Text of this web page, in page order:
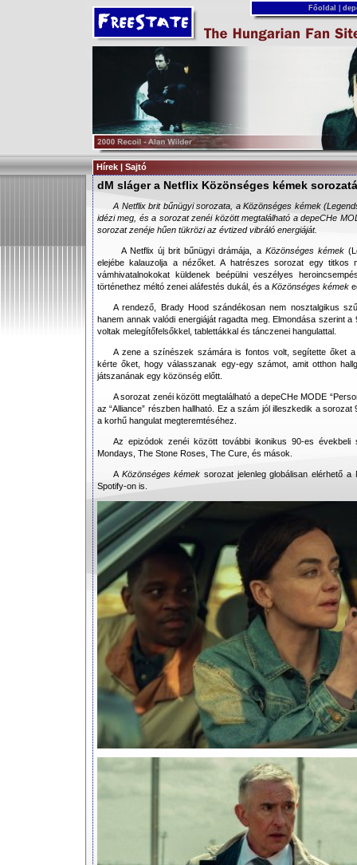
Főoldal
Hírek | Sajtó
dM sláger a Netflix Közönséges kémek
A Netflix brit bűnügyi sorozata, a Közönséges kémek
idézi meg, és a sorozat zenéi között megtalálható a depeCHe
sorozat zenéje hűen tükrözi az évtized vibráló energiáját.
A Netflix új brit bűnügyi drámája, a Közönséges kémek
elejébe kalauzolja a nézőket. A hatrészes sorozat egy titkos
vámhivatalnokokat küldenek beépülni veszélyes
történethez méltó zenei aláfestés dukál, és a Közönséges kémek
A rendező, Brady Hood szándékosan nem nosztalgikus
hanem annak valódi energiáját ragadta meg. Elmondása szerint
voltak melegítőfelsőkkel, tablettákkal és tánczenei hangulattal.
A zene a színészek számára is fontos volt, segítette őket
kérte őket, hogy válasszanak egy-egy számot, amit otthon
játszanának egy közönség előtt.
A sorozat zenéi között megtalálható a depeCHe MODE
az “Alliance” részben hallható. Ez a szám jól illeszkedik a
a korhű hangulat megteremtéséhez.
Az epizódok zenéi között további ikonikus 90-es évekbeli
Mondays, The Stone Roses, The Cure, és mások.
A Közönséges kémek sorozat jelenleg globálisan elérhető
Spotify-on is.